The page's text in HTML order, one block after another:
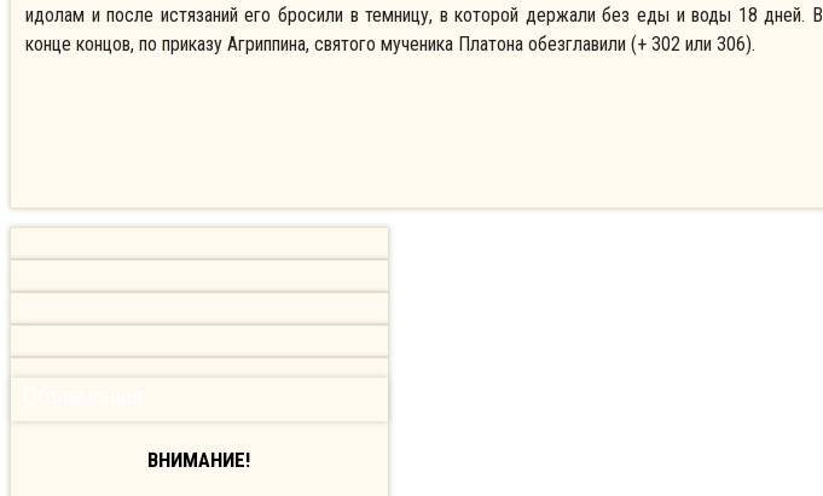
идолам и после истязаний его бросили в темницу, в которой держали без еды и воды 18 дней. В
конце концов, по приказу Агриппина, святого мученика Платона обезглавили (+ 302 или 306).
ВНИМАНИЕ!